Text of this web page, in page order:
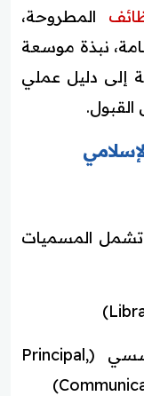
المطروحة،
نبذة موسعة
إلى دليل عملي
تشمل المسميات
مدير الاتصالات والتسويق المؤسسي (Principal,